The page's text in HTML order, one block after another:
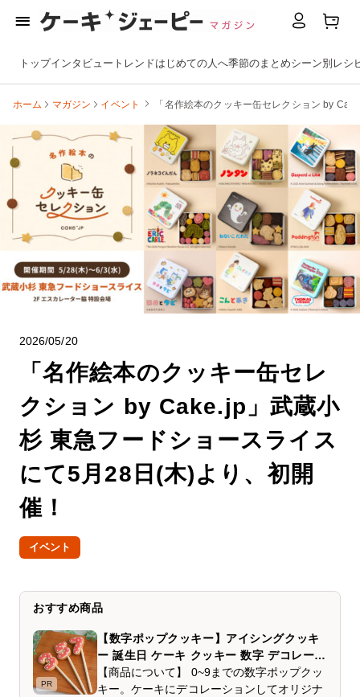
トップインタビュー トレンドはじめての人へ季節のまとめシーン別 レシ
ホーム マガジン イベント 「名作絵本のクッキー缶セレクション by
2026/05/20
「名作絵本のクッキー缶セレ
クション by Cake.jp」武蔵小
杉 東急フードショースライス
にて5月28日(木)より、初開
催！
イベント
おすすめ商品
PR
【数字ポップクッキー】アイシングクッキ
ー 誕生日 ケーキ クッキー 数字 デコレーシ
ョンケーキ オリジナルケーキ かわいい お
菓子 推し活 推しケーキ
【商品について】 0~9までの数字ポップクッ
キー。ケーキにデコレーションしてオリジナ